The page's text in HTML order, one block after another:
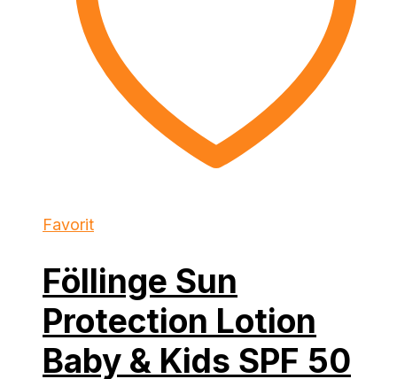
Favorit
Föllinge Sun
Protection Lotion
Baby & Kids SPF 50